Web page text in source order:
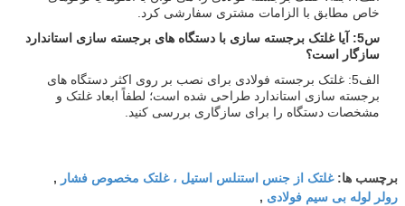
خاص مطابق با الزامات مشتری سفارشی کرد.
س5: آیا غلتک برجسته سازی با دستگاه های برجسته سازی استاندارد
سازگار است؟
الف5: غلتک برجسته فولادی برای نصب بر روی اکثر دستگاه های
برجسته سازی استاندارد طراحی شده است؛ لطفاً ابعاد غلتک و
مشخصات دستگاه را برای سازگاری بررسی کنید.
برچسب ها:غلتک از جنس استنلس استیل ، غلتک مخصوص فشار ,
رولر لوله بی سیم فولادی ,